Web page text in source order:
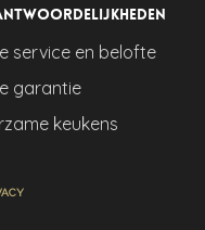
service en belofte
garantie
keukens